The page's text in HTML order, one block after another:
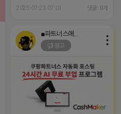
2025-07-23 07:01 댓글: 0개
광고